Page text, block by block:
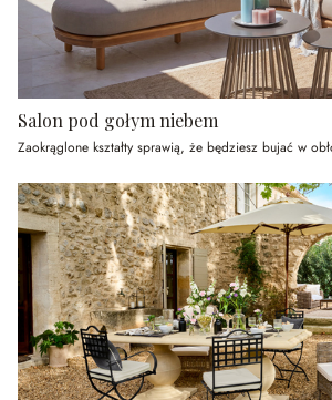
Salon pod gołym niebem
Zaokrąglone kształty sprawią, że będziesz bujać w